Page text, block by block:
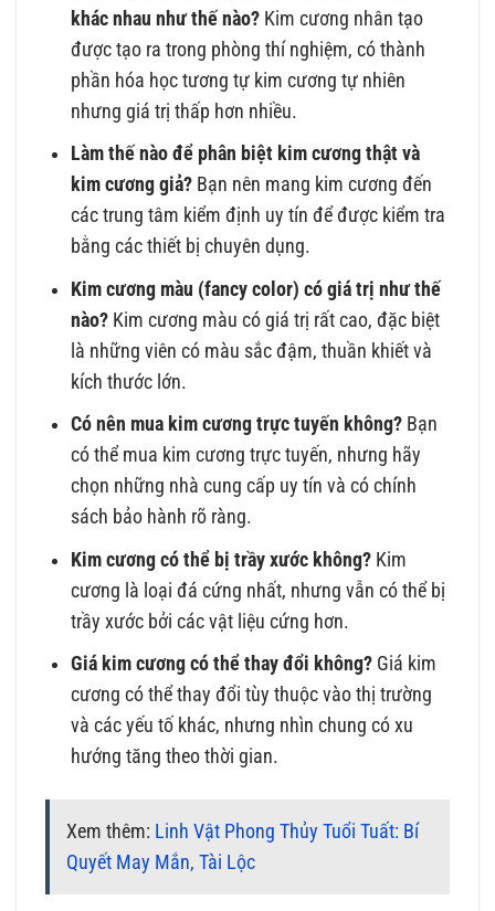
khác nhau như thế nào? Kim cương nhân tạo
được tạo ra trong phòng thí nghiệm, có thành
phần hóa học tương tự kim cương tự nhiên
nhưng giá trị thấp hơn nhiều.
Làm thế nào để phân biệt kim cương thật và
kim cương giả? Bạn nên mang kim cương đến
các trung tâm kiểm định uy tín để được kiểm tra
bằng các thiết bị chuyên dụng.
Kim cương màu (fancy color) có giá trị như thế
nào? Kim cương màu có giá trị rất cao, đặc biệt
là những viên có màu sắc đậm, thuần khiết và
kích thước lớn.
Có nên mua kim cương trực tuyến không? Bạn
có thể mua kim cương trực tuyến, nhưng hãy
chọn những nhà cung cấp uy tín và có chính
sách bảo hành rõ ràng.
Kim cương có thể bị trầy xước không? Kim
cương là loại đá cứng nhất, nhưng vẫn có thể bị
trầy xước bởi các vật liệu cứng hơn.
Giá kim cương có thể thay đổi không? Giá kim
cương có thể thay đổi tùy thuộc vào thị trường
và các yếu tố khác, nhưng nhìn chung có xu
hướng tăng theo thời gian.
Xem thêm: Linh Vật Phong Thủy Tuổi Tuất: Bí
Quyết May Mắn, Tài Lộc